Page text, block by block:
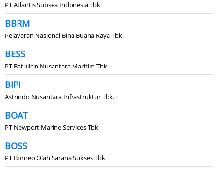
PT Atlantis Subsea Indonesia Tbk
BBRM
Pelayaran Nasional Bina Buana Raya Tbk.
BESS
PT Batulicin Nusantara Maritim Tbk.
BIPI
Astrindo Nusantara Infrastruktur Tbk.
BOAT
PT Newport Marine Services Tbk
BOSS
PT Borneo Olah Sarana Sukses Tbk